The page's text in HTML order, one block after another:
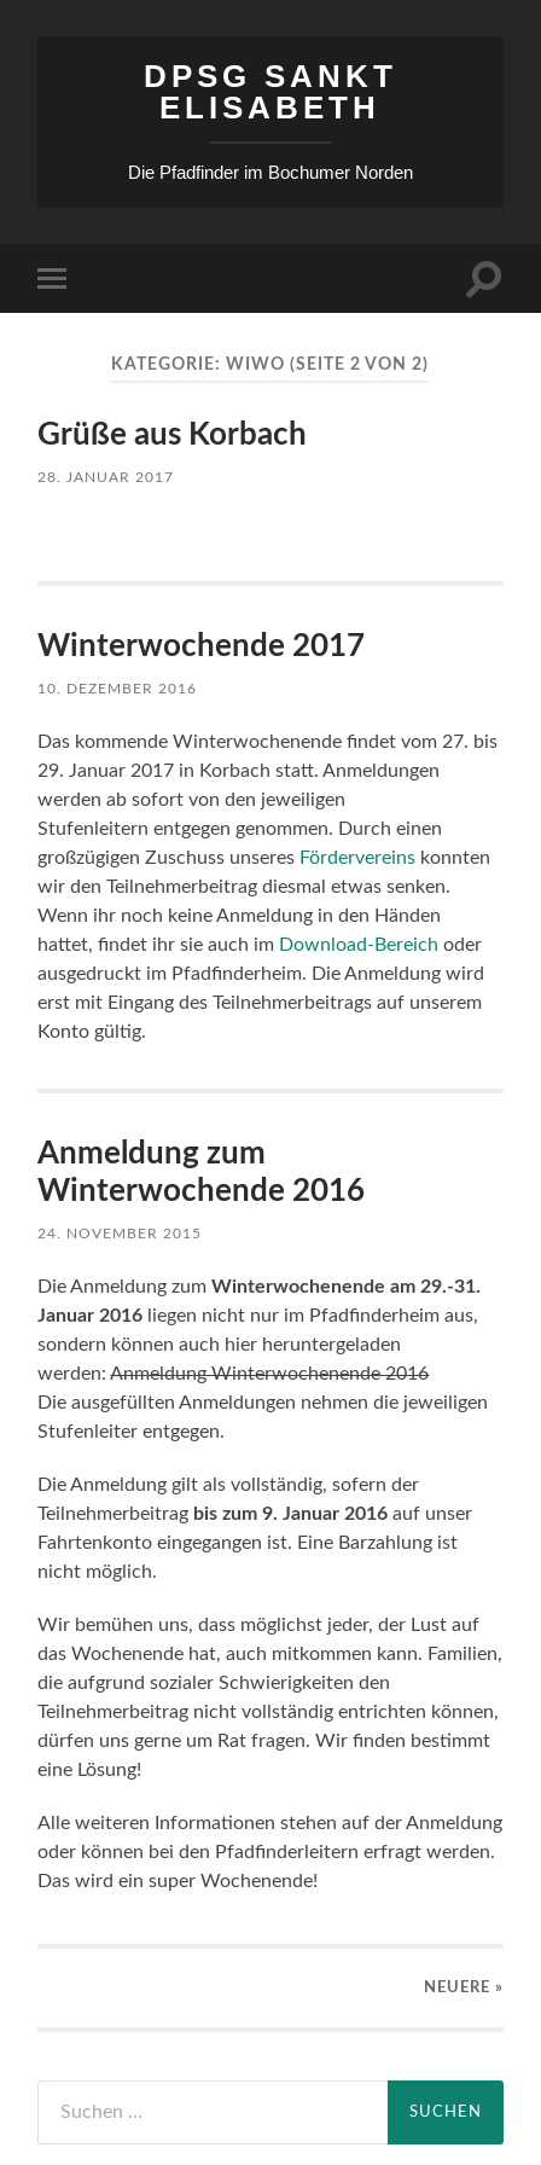
DPSG SANKT
ELISABETH
Die Pfadfinder im Bochumer Norden
Menü
KATEGORIE:WIWO (SEITE 2 VON 2)
Grüße aus Korbach
28. JANUAR 2017
Winterwochende 2017
10. DEZEMBER 2016
Das kommende Winterwochenende findet vom 27. bis
29. Januar 2017 in Korbach statt. Anmeldungen
werden ab sofort von den jeweiligen
Stufenleitern entgegen genommen. Durch einen
großzügigen Zuschuss unseres Fördervereins konnten
wir den Teilnehmerbeitrag diesmal etwas senken.
Wenn ihr noch keine Anmeldung in den Händen
hattet, findet ihr sie auch im Download-Bereich oder
ausgedruckt im Pfadfinderheim. Die Anmeldung wird
erst mit Eingang des Teilnehmerbeitrags auf unserem
Konto gültig.
Anmeldung zum
Winterwochende 2016
24. NOVEMBER 2015
Die Anmeldung zumWinterwochenende am 29.-31.
Januar 2016 liegen nicht nur im Pfadfinderheim aus,
sondern können auch hier heruntergeladen
werden:Anmeldung Winterwochenende 2016
Die ausgefüllten Anmeldungen nehmen die jeweiligen
Stufenleiter entgegen.
Die Anmeldung gilt als vollständig, sofern der
Teilnehmerbeitrag bis zum 9. Januar 2016 auf unser
Fahrtenkonto eingegangen ist. Eine Barzahlung ist
nicht möglich.
Wir bemühen uns, dass möglichst jeder, der Lust auf
das Wochenende hat, auch mitkommen kann. Familien,
die aufgrund sozialer Schwierigkeiten den
Teilnehmerbeitrag nicht vollständig entrichten können,
dürfen uns gerne um Rat fragen. Wir finden bestimmt
eine Lösung!
Alle weiteren Informationen stehen auf der Anmeldung
oder können bei den Pfadfinderleitern erfragt werden.
Das wird ein super Wochenende!
NEUERE »
nach: